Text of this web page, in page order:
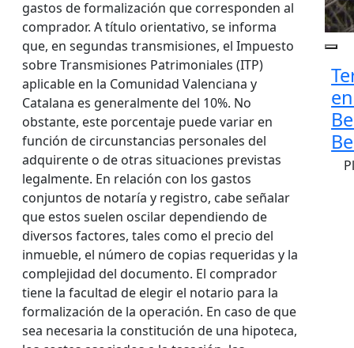
gastos de formalización que corresponden al
comprador. A título orientativo, se informa
que, en segundas transmisiones, el Impuesto
sobre Transmisiones Patrimoniales (ITP)
aplicable en la Comunidad Valenciana y
Catalana es generalmente del 10%. No
obstante, este porcentaje puede variar en
función de circunstancias personales del
adquirente o de otras situaciones previstas
legalmente. En relación con los gastos
conjuntos de notaría y registro, cabe señalar
que estos suelen oscilar dependiendo de
diversos factores, tales como el precio del
inmueble, el número de copias requeridas y la
complejidad del documento. El comprador
tiene la facultad de elegir el notario para la
formalización de la operación. En caso de que
sea necesaria la constitución de una hipoteca,